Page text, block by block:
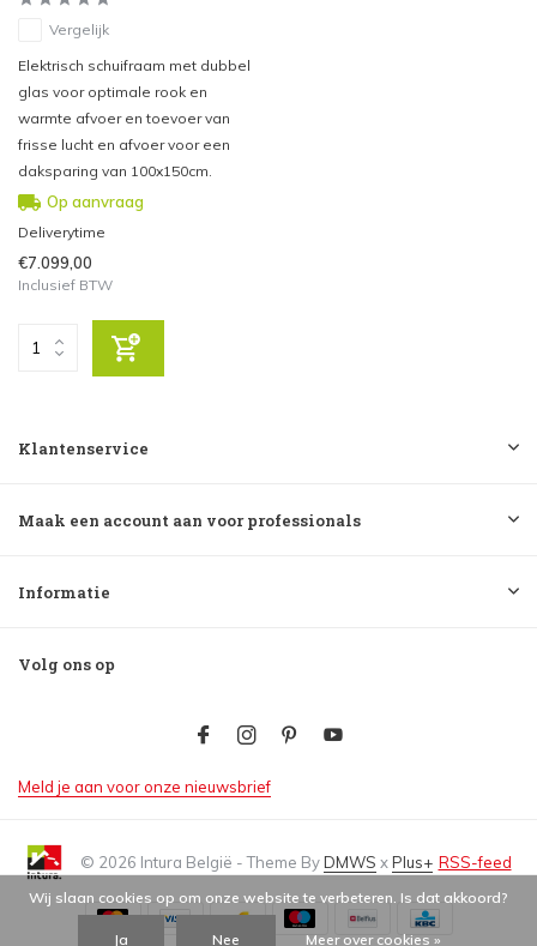
Vergelijk
Elektrisch schuifraam met dubbel
glas voor optimale rook en
warmte afvoer en toevoer van
frisse lucht en afvoer voor een
daksparing van 100x150cm.
Op aanvraag
Deliverytime
€7.099,00
Inclusief BTW
Klantenservice
Maak een account aan voor professionals
Informatie
Volg ons op
Meld je aan voor onze nieuwsbrief
© 2026 Intura België - Theme ByDMWS xPlus+ RSS-feed
Wij slaan cookies op om onze website te verbeteren. Is dat akkoord?
Ja Nee Meer over cookies »